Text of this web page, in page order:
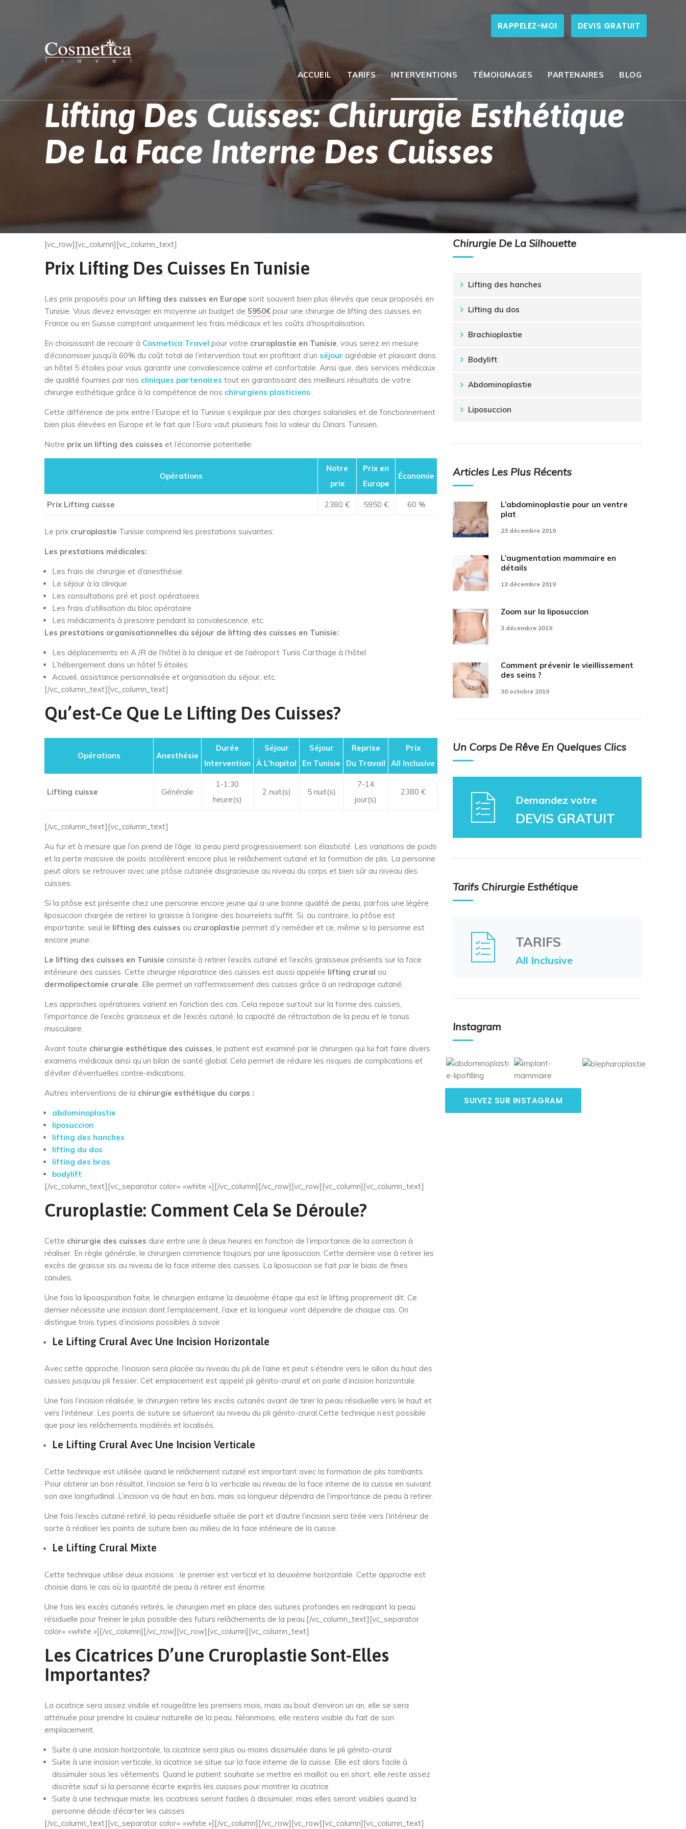
RAPPELEZ-MOI DEVIS GRATUIT
ACCUEIL TARIFS INTERVENTIONS TÉMOIGNAGES PARTENAIRES BLOG
Lifting Des Cuisses: Chirurgie Esthétique
De La Face Interne Des Cuisses
[vc_row][vc_column][vc_column_text]
Prix Lifting Des Cuisses En Tunisie
Les prix proposés pour un lifting des cuisses en Europe sont souvent bien plus élevés que ceux proposés en
Tunisie. Vous devez envisager en moyenne un budget de 5950€ pour une chirurgie de lifting des cuisses en
France ou en Suisse comptant uniquement les frais médicaux et les coûts d’hospitalisation.
En choisissant de recourir à Cosmetica Travel pour votre cruroplastie en Tunisie, vous serez en mesure
d’économiser jusqu’à 60% du coût total de l’intervention tout en profitant d’un séjour agréable et plaisant dans
un hôtel 5 étoiles pour vous garantir une convalescence calme et confortable. Ainsi que, des services médicaux
de qualité fournies par nos cliniques partenaires tout en garantissant des meilleurs résultats de votre
chirurgie esthétique grâce à la compétence de nos chirurgiens plasticiens .
Cette différence de prix entre l’Europe et la Tunisie s’explique par des charges salariales et de fonctionnement
bien plus élevées en Europe et le fait que l’Euro vaut plusieurs fois la valeur du Dinars Tunisien.
Notre prix un lifting des cuisses et l’économie potentielle:
Opérations
Notre
prix
Prix en
Europe
Économie
Prix Lifting cuisse 2380 € 5950 € 60 %
Le prix cruroplastie Tunisie comprend les prestations suivantes:
Les prestations médicales:
Les frais de chirurgie et d’anesthésie
Le séjour à la clinique
Les consultations pré et post opératoires
Les frais d’utilisation du bloc opératoire
Les médicaments à prescrire pendant la convalescence, etc.
Les prestations organisationnelles du séjour de lifting des cuisses en Tunisie:
Les déplacements en A /R de l’hôtel à la clinique et de l’aéroport Tunis Carthage à l’hôtel
L’hébergement dans un hôtel 5 étoiles
Accueil, assistance personnalisée et organisation du séjour, etc.
[/vc_column_text][vc_column_text]
Qu’est-Ce Que Le Lifting Des Cuisses?
Opérations Anesthésie
Durée
Intervention
Séjour
À L’hopital
Séjour
En Tunisie
Reprise
Du Travail
Prix
All Inclusive
Lifting cuisse Générale
1-1:30
heure(s)
2 nuit(s) 5 nuit(s)
7-14
jour(s)
2380 €
[/vc_column_text][vc_column_text]
Au fur et à mesure que l’on prend de l’âge, la peau perd progressivement son élasticité. Les variations de poids
et la perte massive de poids accélèrent encore plus le relâchement cutané et la formation de plis. La personne
peut alors se retrouver avec une ptôse cutanée disgracieuse au niveau du corps et bien sûr au niveau des
cuisses.
Si la ptôse est présente chez une personne encore jeune qui a une bonne qualité de peau, parfois une légère
liposuccion chargée de retirer la graisse à l’origine des bourrelets suffit. Si, au contraire, la ptôse est
importante, seul le lifting des cuisses ou cruroplastie permet d’y remédier et ce, même si la personne est
encore jeune.
Le lifting des cuisses en Tunisie consiste à retirer l’excès cutané et l’excès graisseux présents sur la face
intérieure des cuisses. Cette chirurgie réparatrice des cuisses est aussi appelée lifting crural ou
dermolipectomie crurale. Elle permet un raffermissement des cuisses grâce à un redrapage cutané.
Les approches opératoires varient en fonction des cas. Cela repose surtout sur la forme des cuisses,
l’importance de l’excès graisseux et de l’excès cutané, la capacité de rétractation de la peau et le tonus
musculaire.
Avant toute chirurgie esthétique des cuisses, le patient est examiné par le chirurgien qui lui fait faire divers
examens médicaux ainsi qu’un bilan de santé global. Cela permet de réduire les risques de complications et
d’éviter d’éventuelles contre-indications.
Autres interventions de la chirurgie esthétique du corps :
abdominoplastie
liposuccion
lifting des hanches
lifting du dos
lifting des bras
bodylift
[/vc_column_text][vc_separator color= »white »][/vc_column][/vc_row][vc_row][vc_column][vc_column_text]
Cruroplastie: Comment Cela Se Déroule?
Cette chirurgie des cuisses dure entre une à deux heures en fonction de l’importance de la correction à
réaliser. En règle générale, le chirurgien commence toujours par une liposuccion. Cette dernière vise à retirer les
excès de graisse sis au niveau de la face interne des cuisses. La liposuccion se fait par le biais de fines
canules.
Une fois la lipoaspiration faite, le chirurgien entame la deuxième étape qui est le lifting proprement dit. Ce
dernier nécessite une incision dont l’emplacement, l’axe et la longueur vont dépendre de chaque cas. On
distingue trois types d’incisions possibles à savoir :
Le Lifting Crural Avec Une Incision Horizontale
Avec cette approche, l’incision sera placée au niveau du pli de l’aine et peut s’étendre vers le sillon du haut des
cuisses jusqu’au pli fessier. Cet emplacement est appelé pli génito-crural et on parle d’incision horizontale.
Une fois l’incision réalisée, le chirurgien retire les excès cutanés avant de tirer la peau résiduelle vers le haut et
vers l’intérieur. Les points de suture se situeront au niveau du pli génito-crural.Cette technique n’est possible
que pour les relâchements modérés et localisés.
Le Lifting Crural Avec Une Incision Verticale
Cette technique est utilisée quand le relâchement cutané est important avec la formation de plis tombants.
Pour obtenir un bon résultat, l’incision se fera à la verticale au niveau de la face interne de la cuisse en suivant
son axe longitudinal. L’incision va de haut en bas, mais sa longueur dépendra de l’importance de peau à retirer.
Une fois l’excès cutané retiré, la peau résiduelle située de part et d’autre l’incision sera tirée vers l’intérieur de
sorte à réaliser les points de suture bien au milieu de la face intérieure de la cuisse.
Le Lifting Crural Mixte
Cette technique utilise deux incisions : le premier est vertical et la deuxième horizontale. Cette approche est
choisie dans le cas où la quantité de peau à retirer est énorme.
Une fois les excès cutanés retirés, le chirurgien met en place des sutures profondes en redrapant la peau
résiduelle pour freiner le plus possible des futurs relâchements de la peau.[/vc_column_text][vc_separator
color= »white »][/vc_column][/vc_row][vc_row][vc_column][vc_column_text]
Les Cicatrices D’une Cruroplastie Sont-Elles
Importantes?
La cicatrice sera assez visible et rougeâtre les premiers mois, mais au bout d’environ un an, elle se sera
atténuée pour prendre la couleur naturelle de la peau. Néanmoins, elle restera visible du fait de son
emplacement.
Suite à une incision horizontale, la cicatrice sera plus ou moins dissimulée dans le pli génito-crural
Suite à une incision verticale, la cicatrice se situe sur la face interne de la cuisse. Elle est alors facile à
dissimuler sous les vêtements. Quand le patient souhaite se mettre en maillot ou en short, elle reste assez
discrète sauf si la personne écarte exprès les cuisses pour montrer la cicatrice
Suite à une technique mixte, les cicatrices seront faciles à dissimuler, mais elles seront visibles quand la
personne décide d’écarter les cuisses
[/vc_column_text][vc_separator color= »white »][/vc_column][/vc_row][vc_row][vc_column][vc_column_text]
Chirurgie De La Silhouette
Lifting des hanches
Lifting du dos
Brachioplastie
Bodylift
Abdominoplastie
Liposuccion
Articles Les Plus Récents
L’abdominoplastie pour un ventre
plat
23 décembre 2019
L’augmentation mammaire en
détails
13 décembre 2019
Zoom sur la liposuccion
3 décembre 2019
Comment prévenir le vieillissement
des seins ?
30 octobre 2019
Un Corps De Rêve En Quelques Clics
Demandez votre
DEVIS GRATUIT
Tarifs Chirurgie Esthétique
TARIFS
All Inclusive
Instagram
SUIVEZ SUR INSTAGRAM